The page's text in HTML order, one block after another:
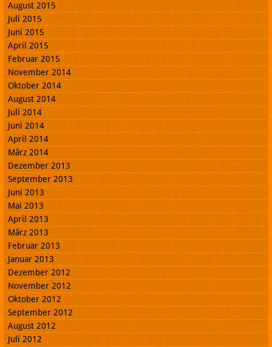
August 2015
Juli 2015
Juni 2015
April 2015
Februar 2015
November 2014
Oktober 2014
August 2014
Juli 2014
Juni 2014
April 2014
März 2014
Dezember 2013
September 2013
Juni 2013
Mai 2013
April 2013
März 2013
Februar 2013
Januar 2013
Dezember 2012
November 2012
Oktober 2012
September 2012
August 2012
Juli 2012